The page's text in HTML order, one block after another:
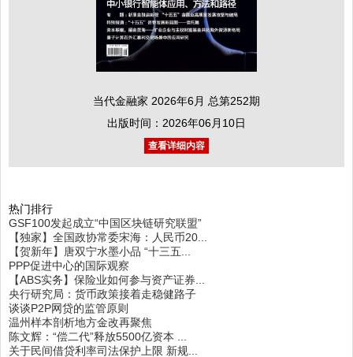
当代金融家 2026年6月 总第252期
出版时间：2026年06月10日
查看详细内容
热门排行
GSF100发起成立“中国区块链研究联盟”
【独家】全国政协常委宋海：人民币20...
【贺新年】唐双宁水墨小品 “十三五...
PPP促进中心的国际观察
【ABS实务】保险业如何参与资产证券...
央行研究局：货币政策接着走稳健路子
谈谈P2P网贷的监管原则
温州样本剖析地方金改再聚焦
陈文辉：“偿二代”释放5500亿资本 ...
关于民间借贷利率司法保护上限 新规...